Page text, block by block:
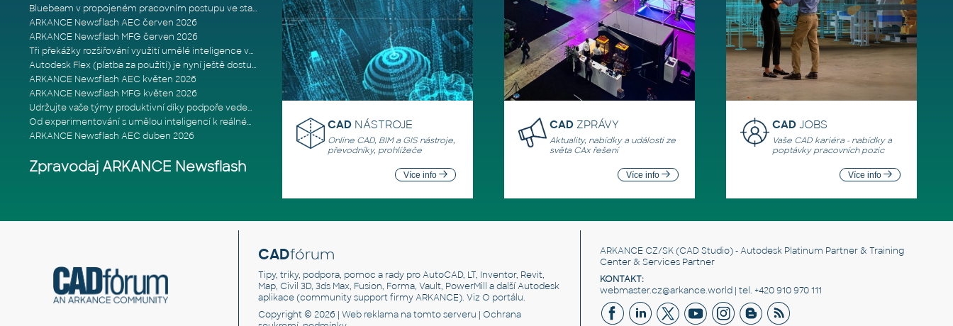
Bluebeam v propojeném pracovním postupu ve stavebnictví: Proč je int
ARKANCE Newsflash AEC červen 2026
ARKANCE Newsflash MFG červen 2026
Tři překážky rozšiřování využití umělé inteligence ve stavebním prům
Autodesk Flex (platba za použití) je nyní ještě dostupnější
ARKANCE Newsflash AEC květen 2026
ARKANCE Newsflash MFG květen 2026
Udržujte vaše týmy produktivní díky podpoře vedené odborníky
Od experimentování s umělou inteligencí k reálnému dopadu na podniká
ARKANCE Newsflash AEC duben 2026
Zpravodaj ARKANCE Newsflash
CAD NÁSTROJE
Online CAD, BIM a GIS nástroje,
převodníky, prohlížeče
Více info
CAD ZPRÁVY
Aktuality, nabídky a události ze
světa CAx řešení
Více info
CADJOBS
Vaše CAD kariéra - nabídky a
poptávky pracovních pozic
Více info
CADfórum
Tipy, triky, podpora, pomoc a rady pro AutoCAD, LT, Inventor, Revit,
Map, Civil 3D, 3ds Max, Fusion, Forma, Vault, PowerMill a další Autodesk
aplikace (community support firmy ARKANCE). Viz O portálu.
Copyright © 2026 | Web reklamana tomto serveru | Ochrana
ARKANCE CZ/SK(CAD Studio) - Autodesk Platinum Partner & Training
Center & Services Partner
KONTAKT:
webmaster.cz@arkance.world | tel. +420 910 970 111